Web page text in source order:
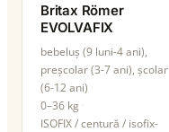
Britax Römer
EVOLVAFIX
bebeluș (9 luni-4 ani),
preșcolar (3-7 ani), școlar
(6-12 ani)
0–36 kg
ISOFIX / centură / isofix-